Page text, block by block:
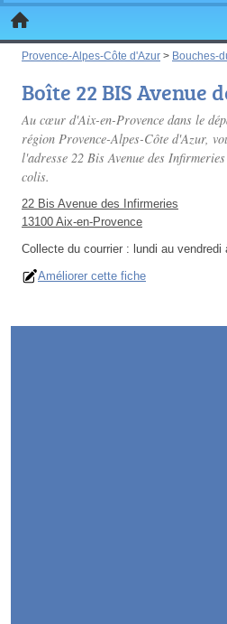
Provence-Alpes-Côte d'Azur > Bouches-
Boîte 22 BIS Avenue
Au cœur d'Aix-en-Provence dans le
région Provence-Alpes-Côte d'Azur,
l'adresse 22 Bis Avenue des
colis.
22 Bis Avenue des Infirmeries
13100 Aix-en-Provence
Collecte du courrier : lundi au
Améliorer cette fiche